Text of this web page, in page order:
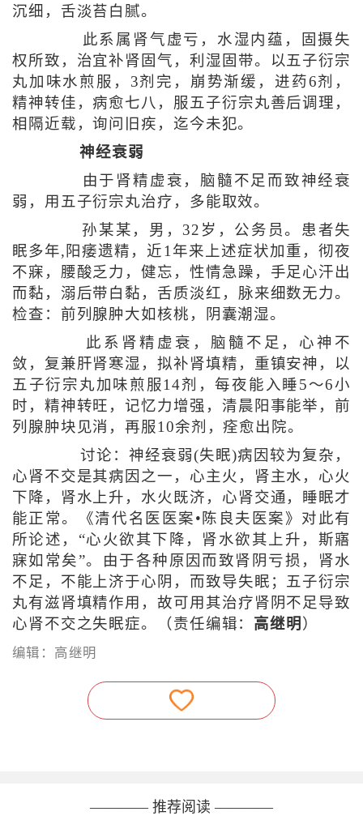
沉细，舌淡苔白腻。
此系属肾气虚亏，水湿内蕴，固摄失
权所致，治宜补肾固气，利湿固带。以五子衍宗
丸加味水煎服，3剂完，崩势渐缓，进药6剂，
精神转佳，病愈七八，服五子衍宗丸善后调理，
相隔近载，询问旧疾，迄今未犯。
神经衰弱
由于肾精虚衰，脑髓不足而致神经衰
弱，用五子衍宗丸治疗，多能取效。
孙某某，男，32岁，公务员。患者失
眠多年,阳痿遗精，近1年来上述症状加重，彻夜
不寐，腰酸乏力，健忘，性情急躁，手足心汗出
而黏，溺后带白黏，舌质淡红，脉来细数无力。
检查：前列腺肿大如核桃，阴囊潮湿。
此系肾精虚衰，脑髓不足，心神不
敛，复兼肝肾寒湿，拟补肾填精，重镇安神，以
五子衍宗丸加味煎服14剂，每夜能入睡5～6小
时，精神转旺，记忆力增强，清晨阳事能举，前
列腺肿块见消，再服10余剂，痊愈出院。
讨论：神经衰弱(失眠)病因较为复杂，
心肾不交是其病因之一，心主火，肾主水，心火
下降，肾水上升，水火既济，心肾交通，睡眠才
能正常。《清代名医医案•陈良夫医案》对此有
所论述，“心火欲其下降，肾水欲其上升，斯寤
寐如常矣”。由于各种原因而致肾阴亏损，肾水
不足，不能上济于心阴，而致导失眠；五子衍宗
丸有滋肾填精作用，故可用其治疗肾阴不足导致
心肾不交之失眠症。（责任编辑： 高继明 ）
编辑：高继明
———— 推荐阅读 ————